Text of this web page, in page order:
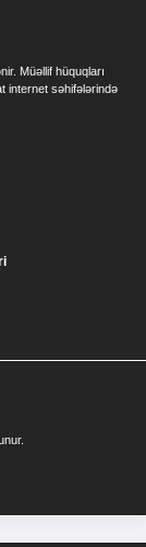
Müəllif hüquqları
internet səhifələrində